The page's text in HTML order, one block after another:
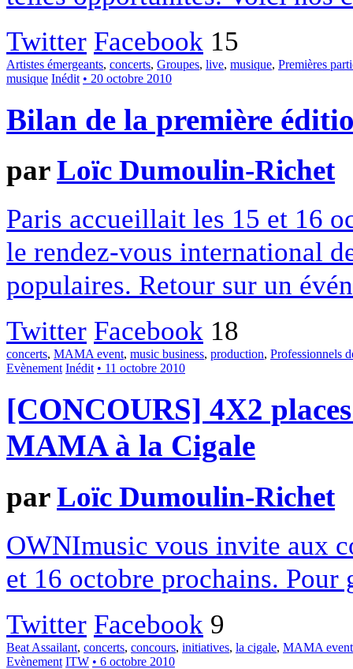
Twitter Facebook 15
Artistes émergeants, concerts, Groupes, live, musique, Premières
musique Inédit • 20 octobre 2010
Bilan de la première
parLoïc Dumoulin-Richet
Paris accueillait les 15 et 16
le rendez-vous international
populaires. Retour sur un
Twitter Facebook 18
concerts, MAMA event, music business, production, Professionnels
Evènement Inédit • 11 octobre 2010
[CONCOURS] 4X2
MAMA à la Cigale
parLoïc Dumoulin-Richet
OWNImusic vous invite aux
et 16 octobre prochains. Pour
Twitter Facebook 9
Beat Assailant, concerts, concours, initiatives, la cigale, MAMA event
Evènement ITW • 6 octobre 2010